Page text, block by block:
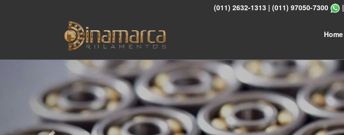
(011) 2632-1313 | (011) 97050-7300 |
Home
Previous